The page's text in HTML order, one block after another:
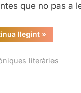
que no pas a
llegint“Presentació
de
vida
»
literàries